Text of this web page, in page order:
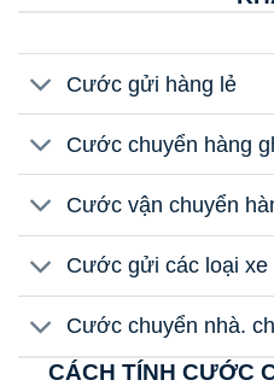
Cước gửi hàng lẻ
Cước chuyển hàng
Cước vận chuyển
Cước gửi các loại xe
Cước chuyển nhà.
CÁCH TÍNH CƯỚC